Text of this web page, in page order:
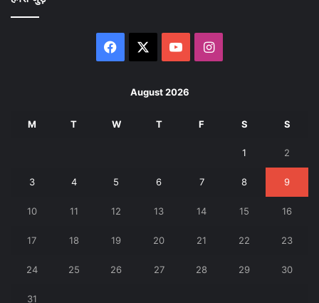
Facebook YouTubeInstagram
August 2026
M T W T F S S
1 2
3 4 5 6 7 8 9
10 11 12 13 14 15 16
17 18 19 20 21 22 23
24 25 26 27 28 29 30
31